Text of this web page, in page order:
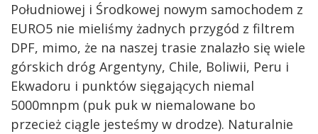
Południowej i Środkowej nowym samochodem z
EURO5 nie mieliśmy żadnych przygód z filtrem
DPF, mimo, że na naszej trasie znalazło się wiele
górskich dróg Argentyny, Chile, Boliwii, Peru i
Ekwadoru i punktów sięgających niemal
5000mnpm (puk puk w niemalowane bo
przecież ciągle jesteśmy w drodze). Naturalnie